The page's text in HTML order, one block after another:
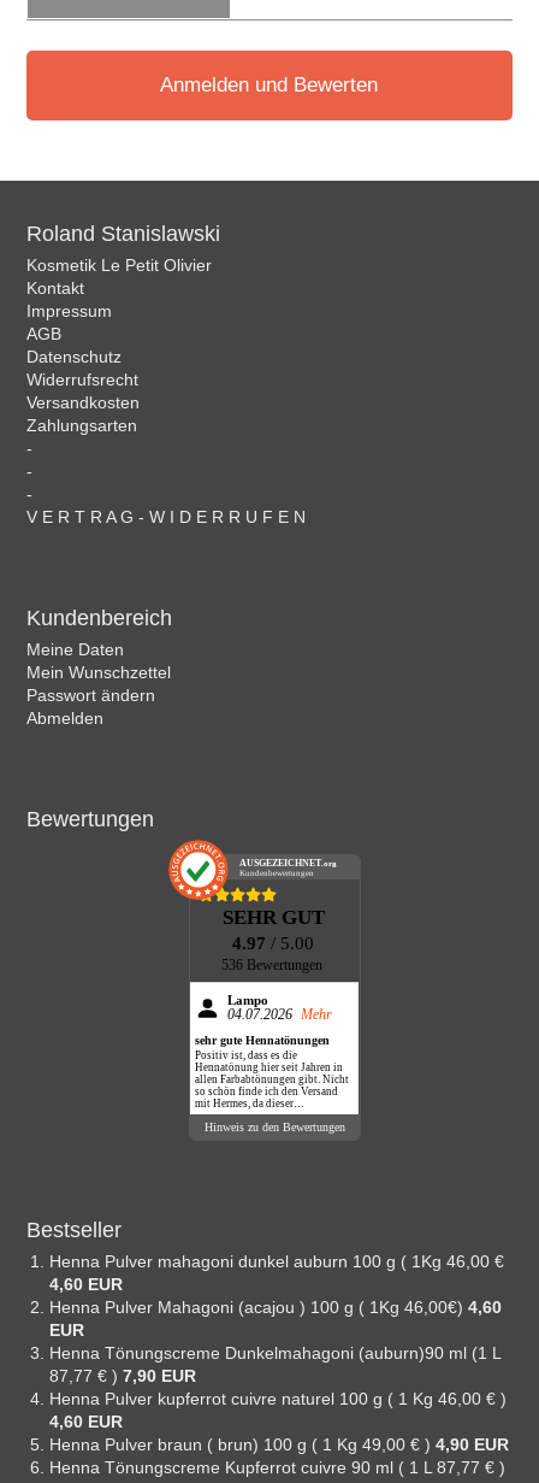
Anmelden und Bewerten
Roland Stanislawski
Kosmetik Le Petit Olivier
Kontakt
Impressum
AGB
Datenschutz
Widerrufsrecht
Versandkosten
Zahlungsarten
-
-
-
V E R T R A G - W I D E R R U F E N
Kundenbereich
Meine Daten
Mein Wunschzettel
Passwort ändern
Abmelden
Bewertungen
AUSGEZEICHNET.org
Kundenbewertungen
SEHR GUT
4.97/ 5.00
536 Bewertungen
Lampo
04.07.2026 Mehr
sehr gute Hennatönungen
Positiv ist, dass es die
Hennatönung hier seit Jahren in
allen Farbabtönungen gibt. Nicht
so schön finde ich den Versand
mit Hermes, da dieser
Dienstleister nie klingelt,
sondern das Paket einfach vor die
Hinweis zu den Bewertungen
Bestseller
Henna Pulver mahagoni dunkel auburn 100 g ( 1Kg 46,00 €
4,60 EUR
Henna Pulver Mahagoni (acajou ) 100 g ( 1Kg 46,00€)4,60
EUR
Henna Tönungscreme Dunkelmahagoni (auburn)90 ml (1 L
87,77 € )7,90 EUR
Henna Pulver kupferrot cuivre naturel 100 g ( 1 Kg 46,00 € )
4,60 EUR
Henna Pulver braun ( brun) 100 g ( 1 Kg 49,00 € )4,90 EUR
Henna Tönungscreme Kupferrot cuivre 90 ml ( 1 L 87,77 € )